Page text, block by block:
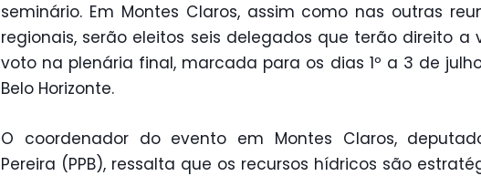
seminário. Em Montes Claros, assim como nas outras
regionais, serão eleitos seis delegados que terão direito a
voto na plenária final, marcada para os dias 1º a 3 de
Belo Horizonte.
O coordenador do evento em Montes Claros,
Pereira (PPB), ressalta que os recursos hídricos são